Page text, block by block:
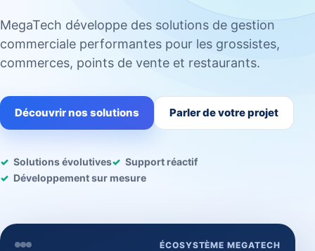
MegaTech développe des solutions de gestion
commerciale performantes pour les grossistes,
commerces, points de vente et restaurants.
Découvrir nos solutions Parler de votre projet
Solutions évolutives
Support réactif
Développement sur mesure
ÉCOSYSTÈME MEGATECH